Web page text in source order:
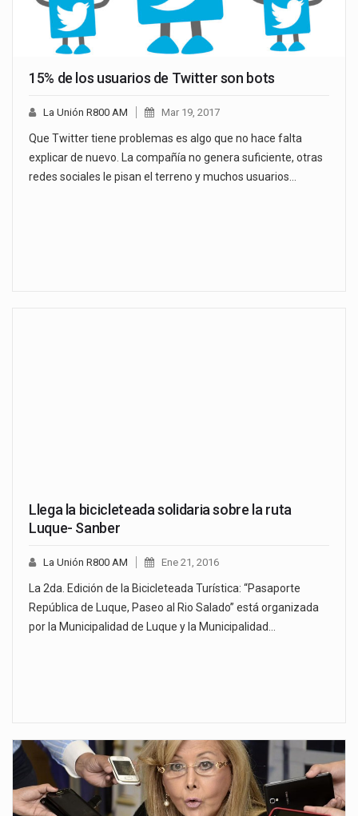
15% de los usuarios de Twitter son bots
La Unión R800 AM Mar 19, 2017
Que Twitter tiene problemas es algo que no hace falta
explicar de nuevo. La compañía no genera suficiente, otras
redes sociales le pisan el terreno y muchos usuarios…
Llega la bicicleteada solidaria sobre la ruta
Luque- Sanber
La Unión R800 AM Ene 21, 2016
La 2da. Edición de la Bicicleteada Turística: “Pasaporte
República de Luque, Paseo al Rio Salado” está organizada
por la Municipalidad de Luque y la Municipalidad…